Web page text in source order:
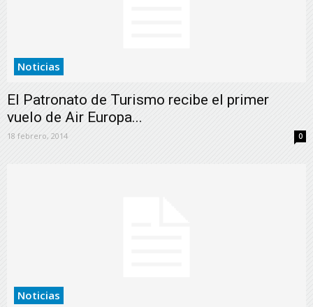
Noticias
El Patronato de Turismo recibe el primer
vuelo de Air Europa...
18 febrero, 2014 0
Noticias